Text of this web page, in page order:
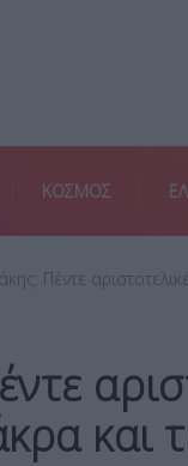
ΚΟΣΜΟΣ
Πέντε
και